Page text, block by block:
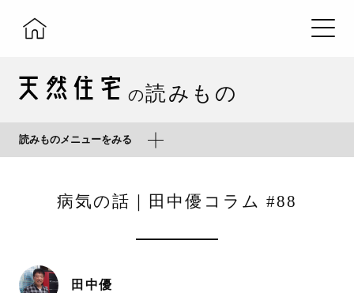
の読みもの
読みものメニューをみる
病気の話｜田中優コラム #88
田中優